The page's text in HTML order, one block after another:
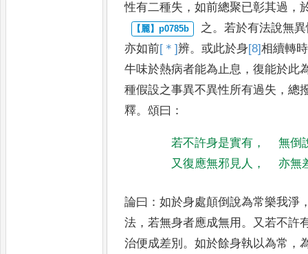
性有二種失 ，如前總聚已彰其過 ，
之。若於有法說無
亦如前[＊]辨。或此於身[8]相續轉
牛味於熱病者能為止息 ，復能於此
種假設之事異不異性所有過失 ，總
釋。頌曰 ：
若不許身是實有 ，
無倒
又復應無邪見人 ， 亦無
論曰 ：如於身處顛倒說為常樂我淨
法 ，若無身者應成無用 。 又若不許
治便成差別 。如於餘身執以為常 ，